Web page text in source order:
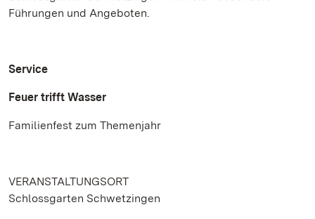
Führungen und Angeboten.
Service
Feuer trifft Wasser
Familienfest zum Themenjahr
VERANSTALTUNGSORT
Schlossgarten Schwetzingen